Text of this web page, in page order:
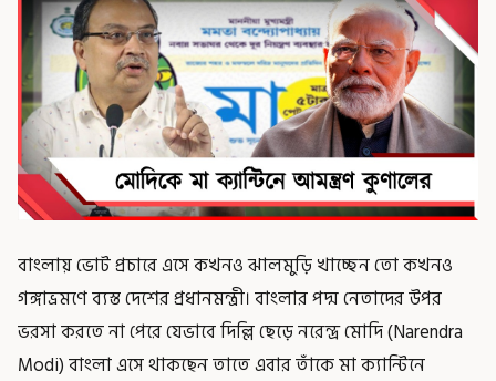
বাংলায় ভোট প্রচারে এসে কখনও ঝালমুড়ি খাচ্ছেন তো কখনও
গঙ্গাভ্রমণে ব্যস্ত দেশের প্রধানমন্ত্রী। বাংলার পদ্ম নেতাদের উপর
ভরসা করতে না পেরে যেভাবে দিল্লি ছেড়ে নরেন্দ্র মোদি (Narendra
Modi) বাংলা এসে থাকছেন তাতে এবার তাঁকে মা ক্যান্টিনে